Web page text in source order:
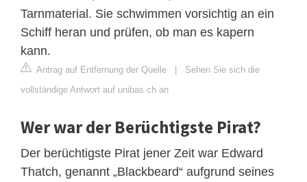
Tarnmaterial. Sie schwimmen vorsichtig an ein
Schiff heran und prüfen, ob man es kapern
kann.
Antrag auf Entfernung der Quelle | Sehen Sie sich die
vollständige Antwort auf unibas.ch an
Wer war der Berüchtigste Pirat?
Der berüchtigste Pirat jener Zeit war Edward
Thatch, genannt „Blackbeard“ aufgrund seines